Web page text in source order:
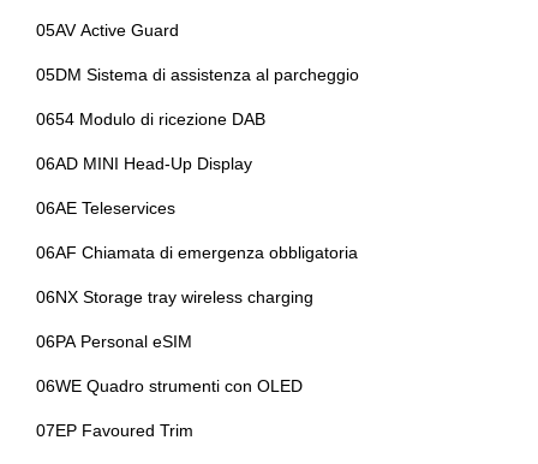
05AV Active Guard
05DM Sistema di assistenza al parcheggio
0654 Modulo di ricezione DAB
06AD MINI Head-Up Display
06AE Teleservices
06AF Chiamata di emergenza obbligatoria
06NX Storage tray wireless charging
06PA Personal eSIM
06WE Quadro strumenti con OLED
07EP Favoured Trim